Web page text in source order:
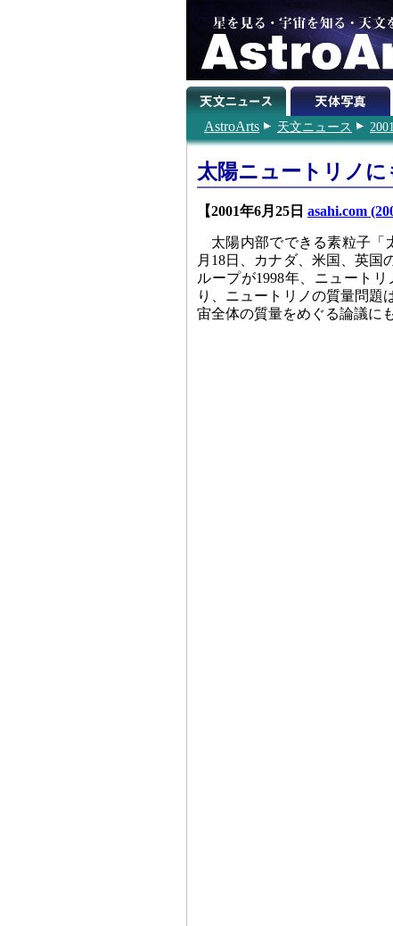
AstroArts 天文ニュース
太陽ニュートリノ
【2001年6月25日 asahi.com
太陽内部でできる素粒子「
月18日、カナダ、米国、英
ループが1998年、ニュート
り、ニュートリノの質量問題
宙全体の質量をめぐる論議に